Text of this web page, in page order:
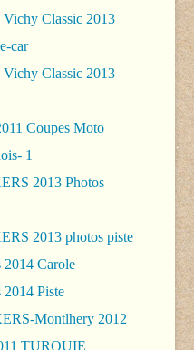
Classic 2013
car
Classic 2013
Coupes Moto
1
2013 Photos
2013 photos piste
Carole
Piste
Montlhery 2012
TURQUIE